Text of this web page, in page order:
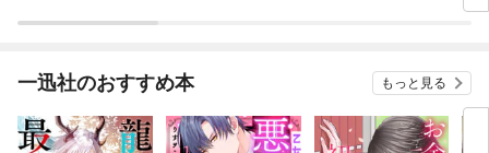
一迅社のおすすめ本 もっと見る